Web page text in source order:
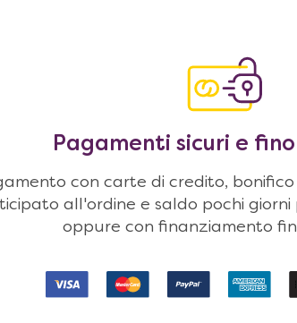
Pagamenti sicuri e
con carte di credito,
all'ordine e saldo pochi giorni
oppure con finanziamento